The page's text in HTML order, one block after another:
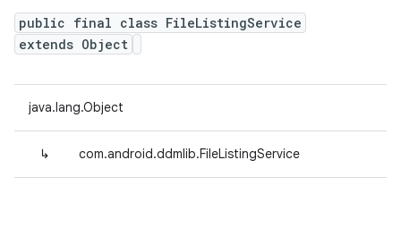
public final class FileListingService
extends Object
java.lang.Object
↳ com.android.ddmlib.FileListingService